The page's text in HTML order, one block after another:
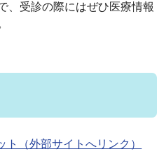
、受診の際にはぜひ医療情報
ト（外部サイトへリンク）